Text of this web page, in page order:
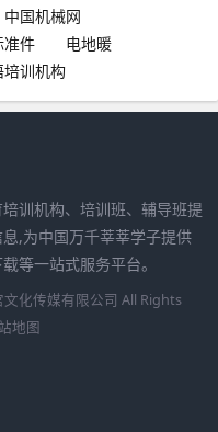
中国机械网
准件
电地暖
培训机构
训机构、培训班、辅导班提
,为中国万千莘莘学子提供
等一站式服务平台。
化传媒有限公司 All Rights
地图